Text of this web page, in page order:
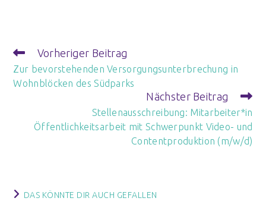
Vorheriger Beitrag
Zur bevorstehenden Versorgungsunterbrechung in
Wohnblöcken des Südparks
Nächster Beitrag
Stellenausschreibung: Mitarbeiter*in
Öffentlichkeitsarbeit mit Schwerpunkt Video- und
Contentproduktion (m/w/d)
DAS KÖNNTE DIR AUCH GEFALLEN